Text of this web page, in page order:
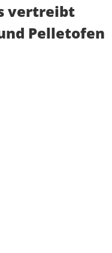
vertreibt
Pelletofen